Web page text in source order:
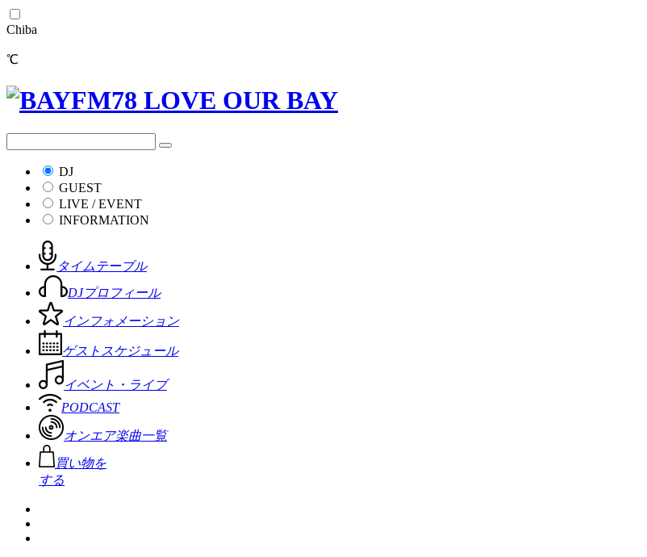
Chiba
℃
DJ
GUEST
LIVE / EVENT
INFORMATION
タイムテーブル
DJプロフィール
インフォメーション
ゲストスケジュール
イベント・ライブ
PODCAST
オンエア楽曲一覧
買い物を
する